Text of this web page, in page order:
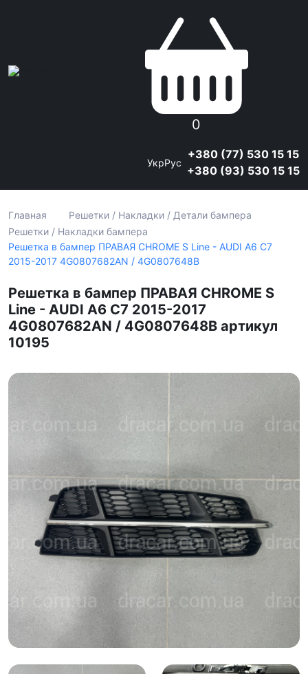
0
УкрРус
+380 (77) 530 15 15
+380 (93) 530 15 15
Главная
Решетки / Накладки / Детали бампера
Решетки / Накладки бампера
Решетка в бампер ПРАВАЯ CHROME S Line - AUDI A6 С7
2015-2017 4G0807682AN / 4G0807648B
Решетка в бампер ПРАВАЯ CHROME S
Line - AUDI A6 С7 2015-2017
4G0807682AN / 4G0807648B артикул
10195